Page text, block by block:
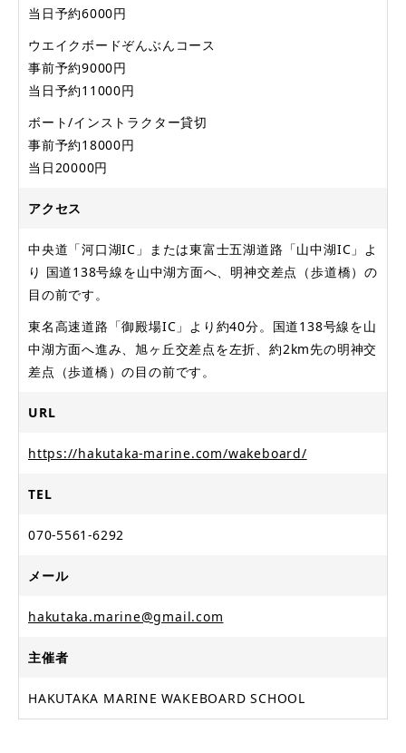
当日予約6000円
ウエイクボードぞんぶんコース
事前予約9000円
当日予約11000円
ボート/インストラクター貸切
事前予約18000円
当日20000円
アクセス
中央道「河口湖IC」または東富士五湖道路「山中湖IC」よ
り 国道138号線を山中湖方面へ、明神交差点（歩道橋）の
目の前です。
東名高速道路「御殿場IC」より約40分。国道138号線を山
中湖方面へ進み、旭ヶ丘交差点を左折、約2km先の明神交
差点（歩道橋）の目の前です。
URL
https://hakutaka-marine.com/wakeboard/
TEL
070-5561-6292
メール
hakutaka.marine@gmail.com
主催者
HAKUTAKA MARINE WAKEBOARD SCHOOL